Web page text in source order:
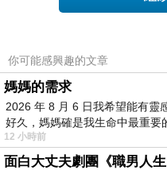
為高雄人都是裝肖仔
家」，民進黨就是想
票通過成立之後，完
的衛生紙一樣用完即
治利益、派系分贓，
現在鄭英耀跑到彰化
你可能感興趣的文章
媽媽的需求
2026 年 8 月 6 日我希望能有靈
好久，媽媽確是我生命中最重要
12 小時前
面白大丈夫劇團《職男人生